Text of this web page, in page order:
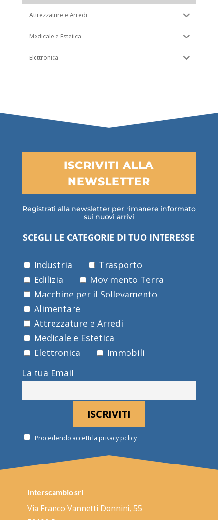
Attrezzature e Arredi
Medicale e Estetica
Elettronica
ISCRIVITI ALLA
NEWSLETTER
Registrati alla newsletter per rimanere informato
sui nuovi arrivi
SCEGLI LE CATEGORIE DI TUO INTERESSE
Industria
Trasporto
Edilizia
Movimento Terra
Macchine per il Sollevamento
Alimentare
Attrezzature e Arredi
Medicale e Estetica
Elettronica
Immobili
La tua Email
Procedendo accetti la privacy policy
Interscambio srl
Via Franco Vannetti Donnini, 55